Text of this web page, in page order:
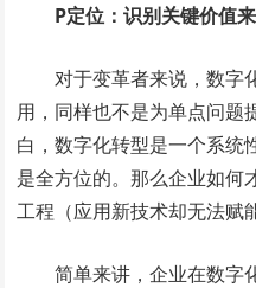
P定位：识别关键价值
对于变革者来说，数字
用，同样也不是为单点问题
白，数字化转型是一个系统
是全方位的。那么企业如何
工程（应用新技术却无法赋
简单来讲，企业在数字